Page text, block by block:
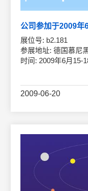
展位号: b2.181
参展地址: 德国慕尼
时间: 2009年6月15-
2009-06-20